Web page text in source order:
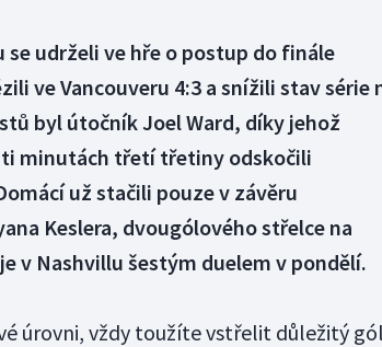
udrželi ve hře o postup do finále
ve Vancouveru 4:3 a snížili stav série
byl útočník Joel Ward, díky jehož
minutách třetí třetiny odskočili
už stačili pouze v závěru
Keslera, dvougólového střelce na
v Nashvillu šestým duelem v pondělí.
úrovni, vždy toužíte vstřelit důležitý